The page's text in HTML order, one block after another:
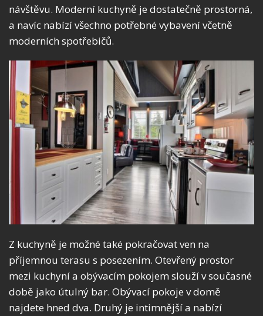
návštěvu. Moderní kuchyně je dostatečně prostorná,
a navíc nabízí všechno potřebné vybavení včetně
moderních spotřebičů.
Z kuchyně je možné také pokračovat ven na
příjemnou terasu s posezením. Otevřený prostor
mezi kuchyní a obývacím pokojem slouží v současné
době jako útulný bar. Obývací pokoje v domě
najdete hned dva. Druhý je intimnější a nabízí